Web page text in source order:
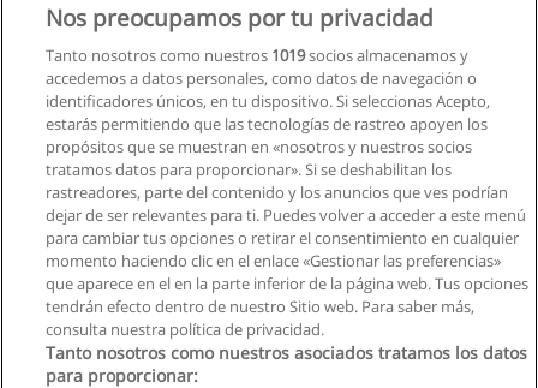
Curso - Seguridad Física e Integral
CETI
Solicita información
Carrera en Mecánica Automotriz
UIDE - Universidad Internacional de Ecuador
Solicita información
Nos preocupamos por tu privacidad
Tanto nosotros como nuestros 1019socios almacenamos y
accedemos a datos personales, como datos de navegación o
identificadores únicos, en tu dispositivo. Si seleccionas Acepto,
estarás permitiendo que las tecnologías de rastreo apoyen los
propósitos que se muestran en «nosotros y nuestros socios
tratamos datos para proporcionar». Si se deshabilitan los
rastreadores, parte del contenido y los anuncios que ves podrían
dejar de ser relevantes para ti. Puedes volver a acceder a este menú
para cambiar tus opciones o retirar el consentimiento en cualquier
momento haciendo clic en el enlace «Gestionar las preferencias»
que aparece en el en la parte inferior de la página web. Tus opciones
tendrán efecto dentro de nuestro Sitio web. Para saber más,
consulta nuestra política de privacidad.
Tanto nosotros como nuestros asociados tratamos los datos
para proporcionar: